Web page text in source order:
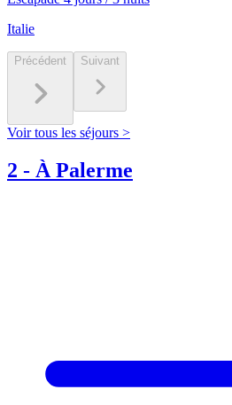
Italie
Précédent Suivant
Voir tous les séjours >
2 - À Palerme